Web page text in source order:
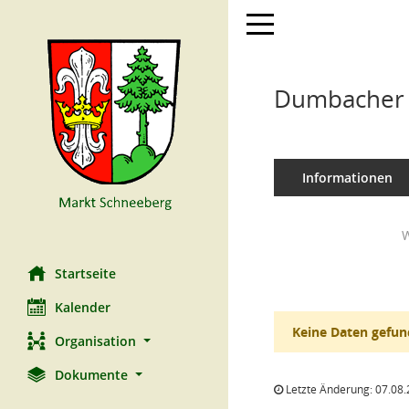
Startseite
Kalender
Organisation
Dokumente
Toggle navigation
Informationen
Keine Daten
Letzte Änderung: